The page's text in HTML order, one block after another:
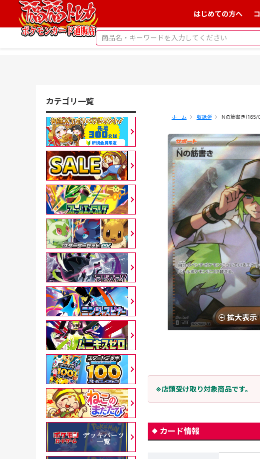
はじめての方へ
ホーム 収録弾 Nの筋書き(165/
拡大表示
※店頭受け取り対象商品です。
カード情報
カテゴリ一覧